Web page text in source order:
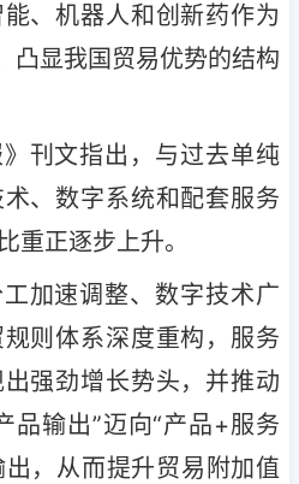
、机器人和创新药作为
凸显我国贸易优势的结构
刊文指出，与过去单纯
、数字系统和配套服务
重正逐步上升。
加速调整、数字技术广
则体系深度重构，服务
强劲增长势头，并推动
品输出”迈向“产品+服务
，从而提升贸易附加值